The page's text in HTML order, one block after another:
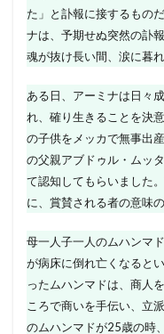
た」と訃報に接するもの
ナは、予期せぬ突然の訃
魂が抜け長い間、涙に暮
ある日、アーミナは日々
れ、確り生きることを決
の子供をメッカで無事出
の父親アブドゥル・ムッ
て認知してもらいました
に、賞賛される者の意味
母一人子一人のムハンマ
が病床に倒れ亡くなると
ったムハンマドは、商人
ころで商いを手伝い、立
のムハンマドが25歳の時